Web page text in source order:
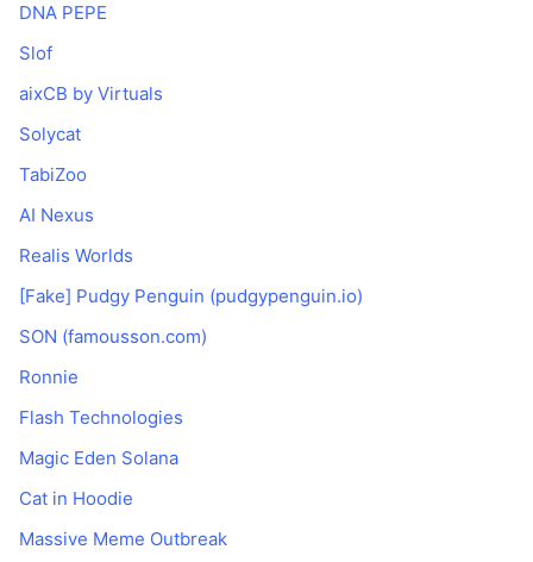
DNA PEPE
Slof
aixCB by Virtuals
Solycat
TabiZoo
AI Nexus
Realis Worlds
[Fake] Pudgy Penguin (pudgypenguin.io)
SON (famousson.com)
Ronnie
Flash Technologies
Magic Eden Solana
Cat in Hoodie
Massive Meme Outbreak